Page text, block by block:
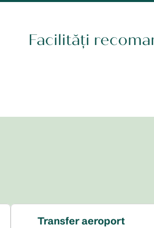
Facilități
Transfer aeroport